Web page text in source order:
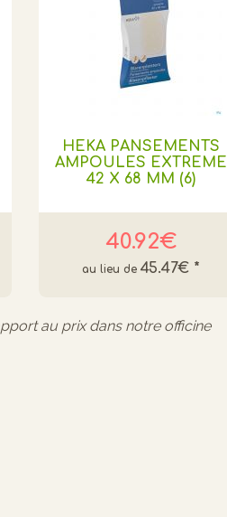
HEKA PANSEMENTS
AMPOULES EXTREME
42 X 68 MM (6)
40.92€
45.47€ *
au prix dans notre officine